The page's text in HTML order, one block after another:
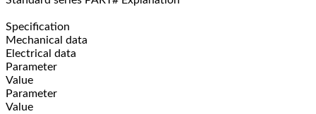
Specification
Mechanical data
Electrical data
Parameter
Value
Parameter
Value